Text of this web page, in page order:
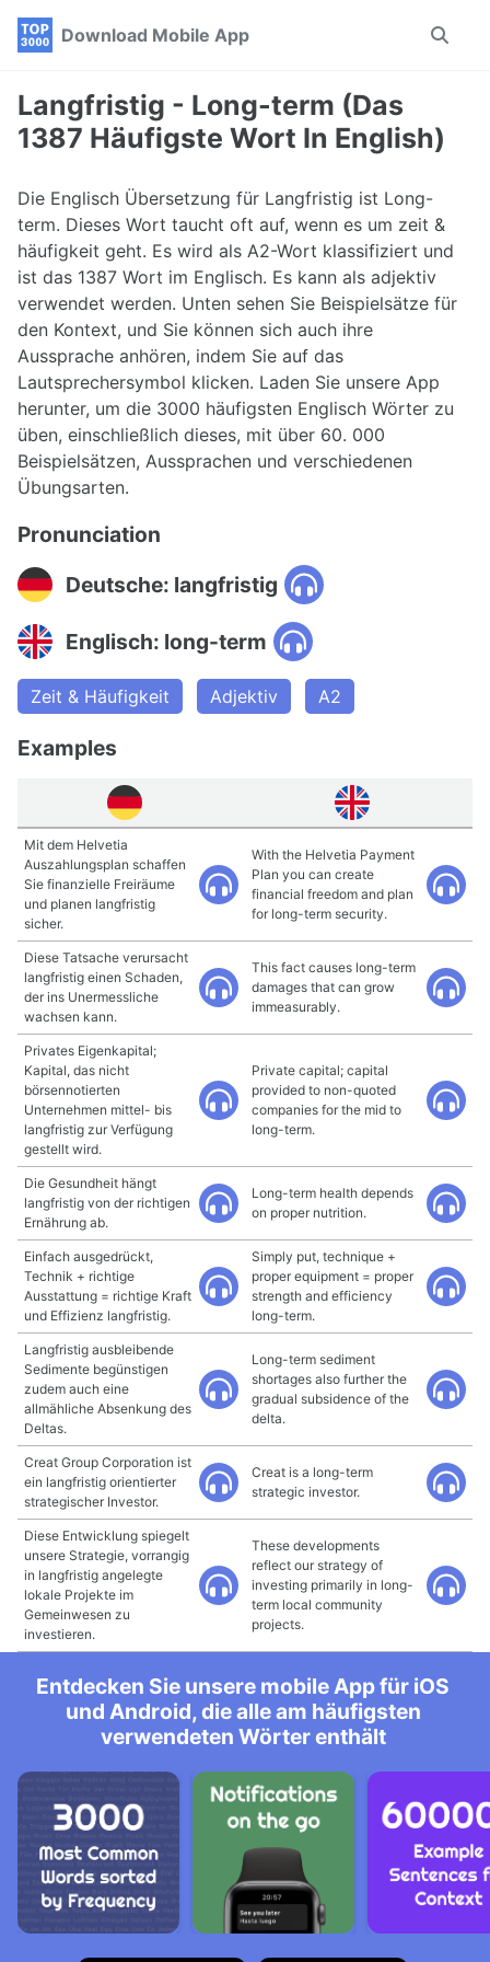
Skip
navigation
Skip
Skip
Download Mobile App
Toggle
Langfristig - Long-term (Das
1387 Häufigste Wort In English)
Die Englisch Übersetzung für Langfristig ist Long-
term. Dieses Wort taucht oft auf, wenn es um zeit &
häufigkeit geht. Es wird als A2-Wort klassifiziert und
ist das 1387 Wort im Englisch. Es kann als adjektiv
verwendet werden. Unten sehen Sie Beispielsätze für
den Kontext, und Sie können sich auch ihre
Aussprache anhören, indem Sie auf das
Lautsprechersymbol klicken. Laden Sie unsere App
herunter, um die 3000 häufigsten Englisch Wörter zu
üben, einschließlich dieses, mit über 60. 000
Beispielsätzen, Aussprachen und verschiedenen
Übungsarten.
Pronunciation
Deutsche: langfristig
Englisch: long-term
Zeit & Häufigkeit Adjektiv A2
Examples
Mit dem Helvetia
Auszahlungsplan schaffen
Sie finanzielle Freiräume
und planen langfristig
sicher.
With the Helvetia Payment
Plan you can create
financial freedom and plan
for long-term security.
Diese Tatsache verursacht
langfristig einen Schaden,
der ins Unermessliche
wachsen kann.
This fact causes long-term
damages that can grow
immeasurably.
Privates Eigenkapital;
Kapital, das nicht
börsennotierten
Unternehmen mittel- bis
langfristig zur Verfügung
gestellt wird.
Private capital; capital
provided to non-quoted
companies for the mid to
long-term.
Die Gesundheit hängt
langfristig von der richtigen
Ernährung ab.
Long-term health depends
on proper nutrition.
Einfach ausgedrückt,
Technik + richtige
Ausstattung = richtige Kraft
und Effizienz langfristig.
Simply put, technique +
proper equipment = proper
strength and efficiency
long-term.
Langfristig ausbleibende
Sedimente begünstigen
zudem auch eine
allmähliche Absenkung des
Deltas.
Long-term sediment
shortages also further the
gradual subsidence of the
delta.
Creat Group Corporation ist
ein langfristig orientierter
strategischer Investor.
Creat is a long-term
strategic investor.
Diese Entwicklung spiegelt
unsere Strategie, vorrangig
in langfristig angelegte
lokale Projekte im
Gemeinwesen zu
investieren.
These developments
reflect our strategy of
investing primarily in long-
term local community
projects.
Entdecken Sie unsere mobile App für iOS
und Android, die alle am häufigsten
verwendeten Wörter enthält